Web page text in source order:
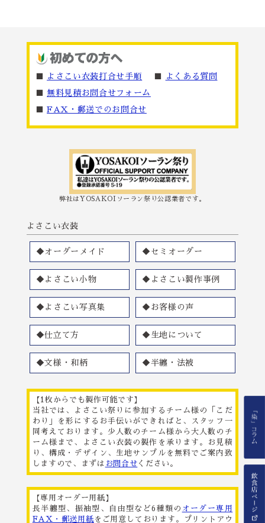
よさこい衣装打合せ手順
よくある質問
■無料見積お問合せフォーム
■FAX・郵送でのお問合せ
弊社はYOSAKOIソーラン祭り公認業者です。
よさこい衣装
◆オーダーメイド ◆セミオーダー
◆よさこい小物 ◆よさこい製作事例
◆よさこい写真集 ◆お客様の声
◆仕立て方 ◆生地について
◆文様・和柄 ◆半纏・法被
【1枚からでも製作可能です】
当社では、よさこい祭りに参加するチーム様の「こだ
わり」を形にするお手伝いができればと、スタッフ一
同考えております。少人数のチーム様から大人数のチ
ーム様まで、よさこい衣装の製作を承ります。お見積
り、構成・デザイン、生地サンプルを無料でご案内致
しますので、まずは お問合せ ください。
【専用オーダー用紙】
長半纏型、振袖型、自由型など6種類の オーダー専用
FAX・郵送用紙 をご用意しております。プリントアウ